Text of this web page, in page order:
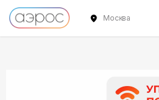
Москва
в наличии
в наличии
в наличии
в наличии